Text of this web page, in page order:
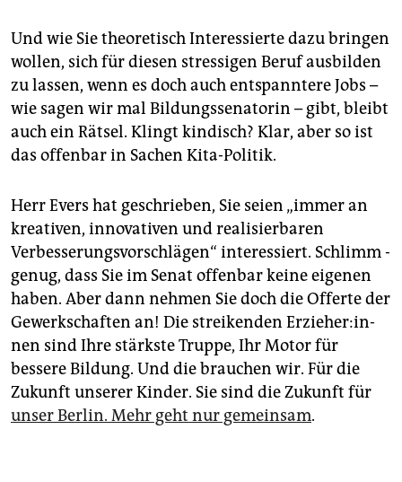
Und wie Sie theoretisch Interessierte dazu bringen
wollen, sich für diesen stressigen Beruf ausbilden
zu lassen, wenn es doch auch entspanntere Jobs –
wie sagen wir mal Bildungssenatorin – gibt, bleibt
auch ein Rätsel. Klingt kindisch? Klar, aber so ist
das offenbar in Sachen Kita-Politik.
Herr Evers hat geschrieben, Sie seien „immer an
kreativen, inno­vativen und realisierbaren
Verbesserungs­vorschlägen“ interessiert. Schlimm ­
genug, dass Sie im Senat offenbar keine eigenen
haben. Aber dann nehmen Sie doch die Offerte der
Gewerkschaften an! Die streikenden Er­zie­he­r:in­
nen sind Ihre stärkste Truppe, Ihr Motor für
bessere Bildung. Und die brauchen wir. Für die
Zukunft unserer Kinder. Sie sind die Zukunft für
unser Berlin. Mehr geht nur gemeinsam.